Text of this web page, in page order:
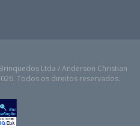
Ltda / Anderson Christian
Todos os direitos reservados.